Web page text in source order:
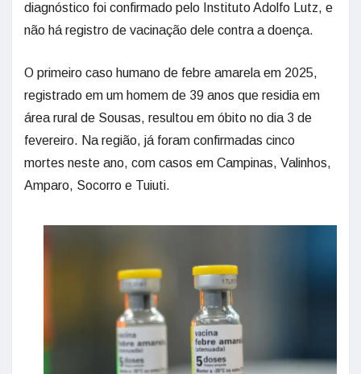
diagnóstico foi confirmado pelo Instituto Adolfo Lutz, e
não há registro de vacinação dele contra a doença.
O primeiro caso humano de febre amarela em 2025,
registrado em um homem de 39 anos que residia em
área rural de Sousas, resultou em óbito no dia 3 de
fevereiro. Na região, já foram confirmadas cinco
mortes neste ano, com casos em Campinas, Valinhos,
Amparo, Socorro e Tuiuti.